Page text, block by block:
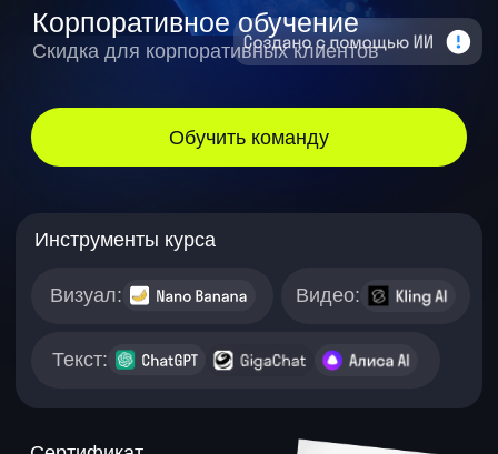
в образование
№ 1
по версииEdtechs Awards 2025
Образовательная
лицензия № Л035-01298-
С какими проблемами
вы сталкиваетесь без